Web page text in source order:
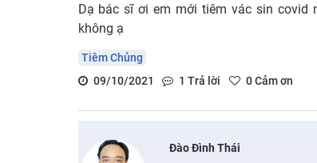
Dạ bác sĩ ơi em mới tiêm vác sin
không ạ
Tiêm Chủng
09/10/2021
1 Trả lời 0Cảm ơn
Đào Đình Thái